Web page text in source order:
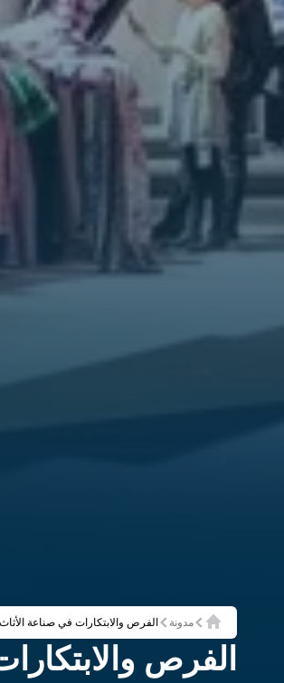
الرئيسية
مدونة الفرص والابتكارات في صناعة
الفرص